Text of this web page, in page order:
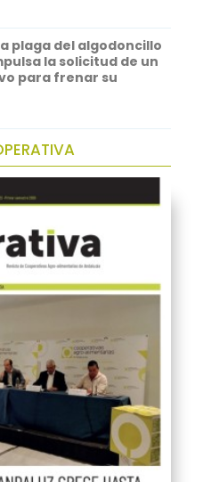
plaga del algodoncillo
la solicitud de un
para frenar su